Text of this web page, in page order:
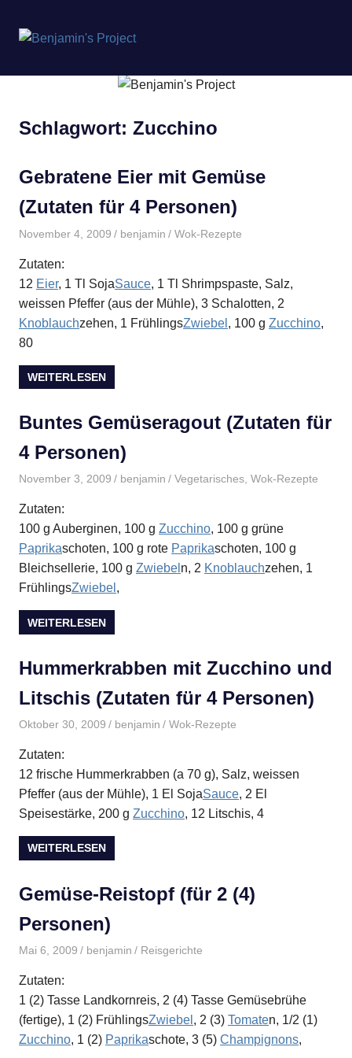
springen
Project
Schlagwort: Zucchino
Gebratene Eier mit Gemüse
(Zutaten für 4 Personen)
November 4, 2009 benjamin Wok-Rezepte
Zutaten:
12 Eier, 1 Tl SojaSauce, 1 Tl Shrimpspaste, Salz,
weissen Pfeffer (aus der Mühle), 3 Schalotten, 2
Knoblauchzehen, 1 FrühlingsZwiebel , 100 g Zucchino,
80
WEITERLESEN
Buntes Gemüseragout (Zutaten für
4 Personen)
November 3, 2009 benjamin Vegetarisches, Wok-Rezepte
Zutaten:
100 g Auberginen, 100 g Zucchino, 100 g grüne
Paprikaschoten, 100 g rote Paprikaschoten, 100 g
Bleichsellerie, 100 g Zwiebel n, 2 Knoblauchzehen, 1
FrühlingsZwiebel ,
WEITERLESEN
Hummerkrabben mit Zucchino und
Litschis (Zutaten für 4 Personen)
Oktober 30, 2009 benjamin Wok-Rezepte
Zutaten:
12 frische Hummerkrabben (a 70 g), Salz, weissen
Pfeffer (aus der Mühle), 1 El SojaSauce, 2 El
Speisestärke, 200 g Zucchino, 12 Litschis, 4
WEITERLESEN
Gemüse-Reistopf (für 2 (4)
Personen)
Mai 6, 2009 benjamin Reisgerichte
Zutaten:
1 (2) Tasse Landkornreis, 2 (4) Tasse Gemüsebrühe
(fertige), 1 (2) FrühlingsZwiebel , 2 (3) Tomaten, 1/2 (1)
Zucchino, 1 (2) Paprikaschote, 3 (5) Champignons,